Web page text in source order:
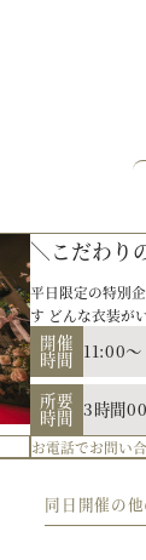
＼こだわり
平日限定の特別
す どんな衣装が
いはずです＾＾
いただきます♪
開催
時間 11:00～
所要
時間 3時間
お電話でお問い
試食フェア
同日開催の